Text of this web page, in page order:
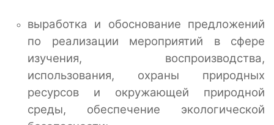
выработка и обоснование предложений
по реализации мероприятий в сфере
изучения, воспроизводства,
использования, охраны природных
ресурсов и окружающей природной
среды, обеспечение экологической